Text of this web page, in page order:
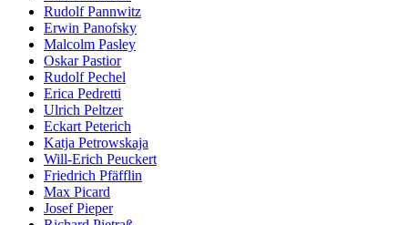
Rudolf Pannwitz
Erwin Panofsky
Malcolm Pasley
Oskar Pastior
Rudolf Pechel
Erica Pedretti
Ulrich Peltzer
Eckart Peterich
Katja Petrowskaja
Will-Erich Peuckert
Friedrich Pfäfflin
Max Picard
Josef Pieper